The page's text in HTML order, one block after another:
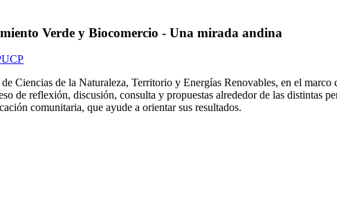
Verde y Biocomercio - Una mirada andina
Ciencias de la Naturaleza, Territorio y Energías Renovables, en el
de reflexión, discusión, consulta y propuestas alrededor de las distintas
comunitaria, que ayude a orientar sus resultados.